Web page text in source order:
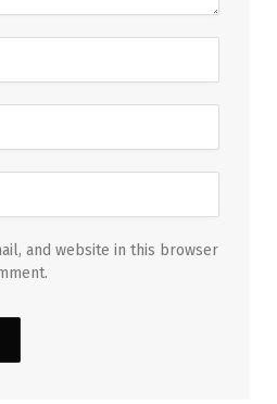
and website in this browser